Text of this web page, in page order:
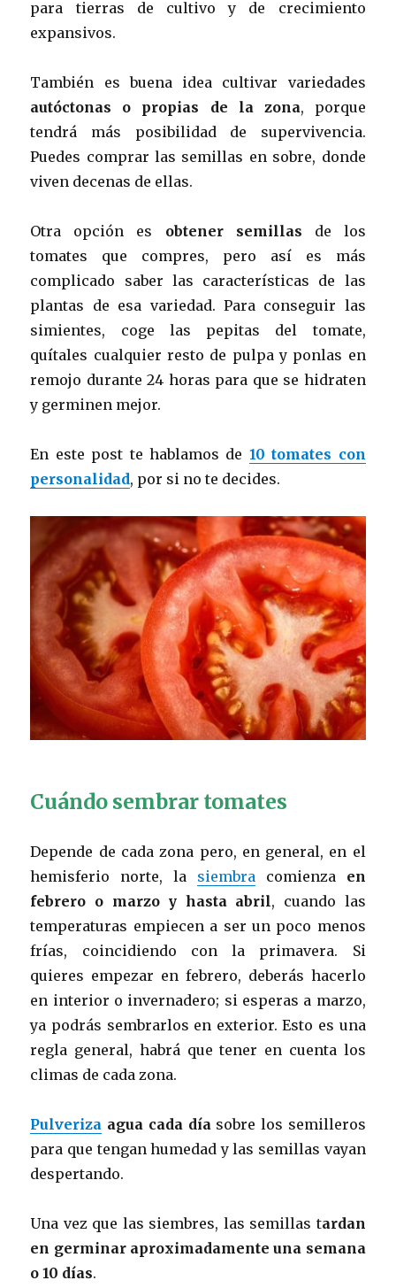
para tierras de cultivo y de crecimiento
expansivos.
También es buena idea cultivar variedades
autóctonas o propias de la zona, porque
tendrá más posibilidad de supervivencia.
Puedes comprar las semillas en sobre, donde
viven decenas de ellas.
Otra opción es obtener semillas de los
tomates que compres, pero así es más
complicado saber las características de las
plantas de esa variedad. Para conseguir las
simientes, coge las pepitas del tomate,
quítales cualquier resto de pulpa y ponlas en
remojo durante 24 horas para que se hidraten
y germinen mejor.
En este post te hablamos de 10 tomates con
personalidad, por si no te decides.
Cuándo sembrar tomates
Depende de cada zona pero, en general, en el
hemisferio norte, la siembracomienza en
febrero o marzo y hasta abril, cuando las
temperaturas empiecen a ser un poco menos
frías, coincidiendo con la primavera. Si
quieres empezar en febrero, deberás hacerlo
en interior o invernadero; si esperas a marzo,
ya podrás sembrarlos en exterior. Esto es una
regla general, habrá que tener en cuenta los
climas de cada zona.
Pulveriza agua cada díasobre los semilleros
para que tengan humedad y las semillas vayan
despertando.
Una vez que las siembres, las semillas tardan
en germinar aproximadamente una semana
o 10 días.